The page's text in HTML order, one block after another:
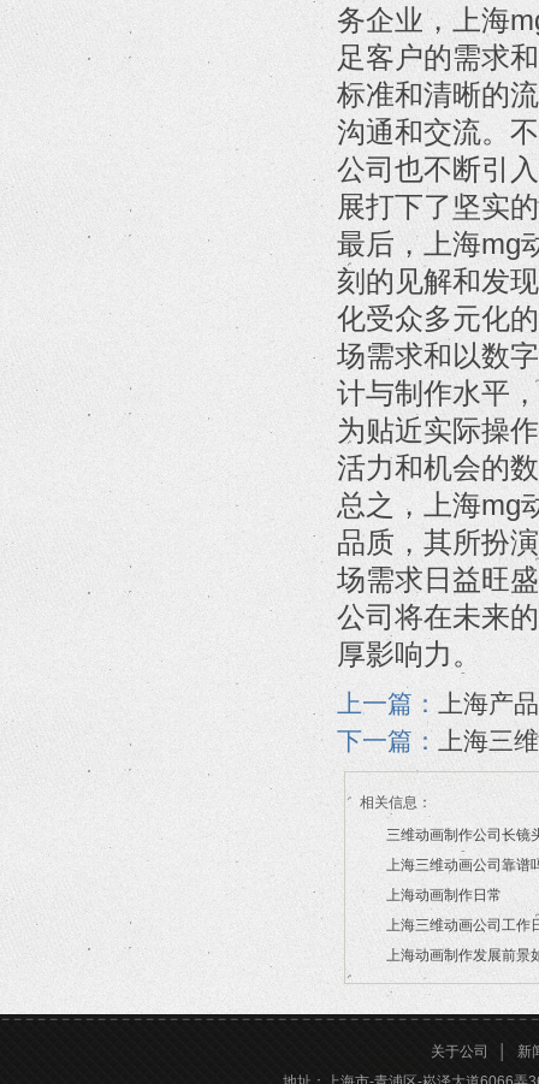
务企业，上海
足客户的需求
标准和清晰的
沟通和交流。
公司也不断引
展打下了坚实
最后，上海mg
刻的见解和发
化受众多元化
场需求和以数
计与制作水平
为贴近实际操
活力和机会的
总之，上海mg
品质，其所扮
场需求日益旺
公司将在未来
厚影响力。
上一篇：
上海产
下一篇：
上海三
相关信息：
三维动画制作公司长镜
2026/07/21
上海三维动画公司靠谱
2026/03/16
上海动画制作日常
2026/03/12
上海三维动画公司工作
2026/02/28
上海动画制作发展前景
2026/02/24
关于公司
新